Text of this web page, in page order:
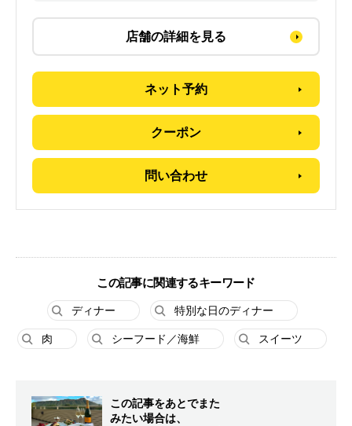
店舗の詳細を見る
ネット予約
クーポン
問い合わせ
この記事に関連するキーワード
ディナー 特別な日のディナー
肉 シーフード／海鮮 スイーツ
この記事をあとでまた
みたい場合は、